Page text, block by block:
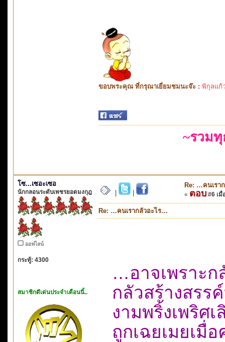
ขอบพระคุณ ที่กรุณาเยี่ยมชมนะจ๊ะ : พิกุลแก้
~รวม
โซ...เซอะเซอ
นักกลอนระดับเพชรยอดมงกุฎ
ออฟไลน์
กระทู้: 4300
สมาชิกดีเด่นประจำเดือนนี้..
Re: …คนเรา
« ตอบ #6 เมื่
Re: …คนเรากลัวอะไร…
…อาจเพราะก
กลัวสร้างสรรค์
งามพริ้งเพริศ
ถูกเฉยเมยเมื่